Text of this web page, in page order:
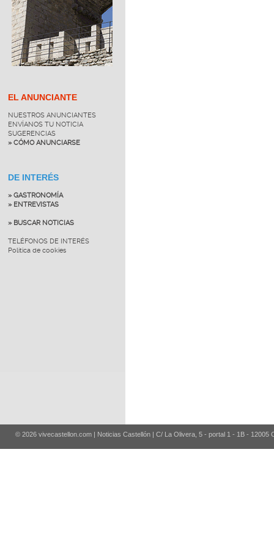
EL ANUNCIANTE
NUESTROS ANUNCIANTES
ENVÍANOS TU NOTICIA
SUGERENCIAS
» CÓMO ANUNCIARSE
DE INTERÉS
» GASTRONOMÍA
» ENTREVISTAS
» BUSCAR NOTICIAS
TELÉFONOS DE INTERÉS
Política de cookies
© 2026 vivecastellon.com | Noticias Castellón | C/ La Olivera, 5 - portal 1 - 1B - 12005